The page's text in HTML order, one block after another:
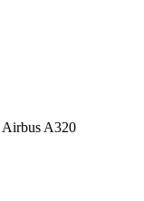
Airbus A320